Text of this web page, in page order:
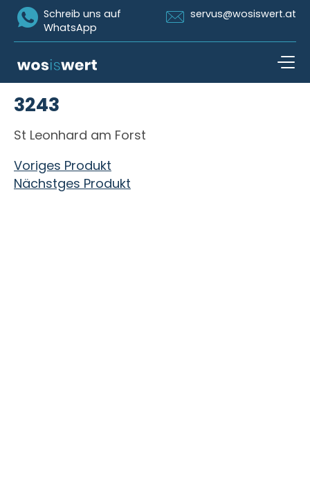
Icon Whatsapp
Schreib uns auf
WhatsApp
Icon Email
servus@wosiswert.at
3243
St Leonhard am Forst
Beitragsnavigation
Voriges Produkt
Nächstges Produkt